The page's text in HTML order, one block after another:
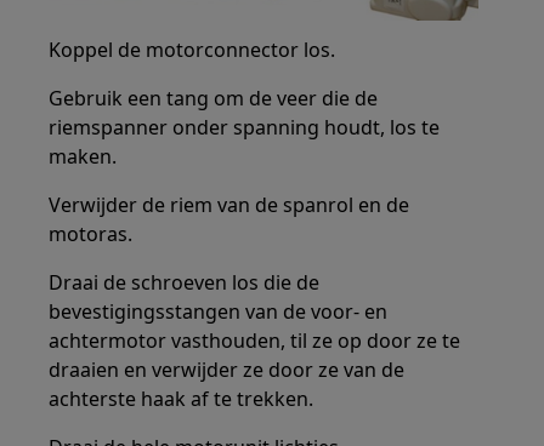
Koppel de motorconnector los.
Gebruik een tang om de veer die de
riemspanner onder spanning houdt, los te
maken.
Verwijder de riem van de spanrol en de
motoras.
Draai de schroeven los die de
bevestigingsstangen van de voor- en
achtermotor vasthouden, til ze op door ze te
draaien en verwijder ze door ze van de
achterste haak af te trekken.